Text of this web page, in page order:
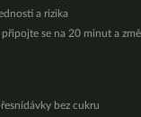
a rizika
se na 20 minut a
bez cukru